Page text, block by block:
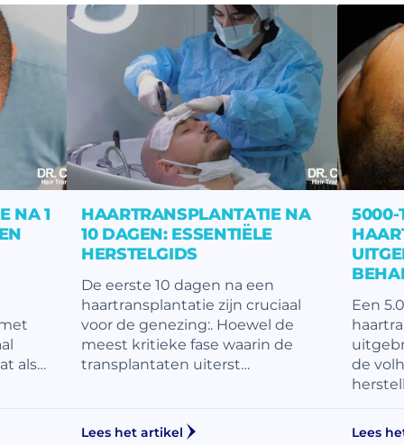
NA 1
als…
HAARTRANSPLANTATIE NA
10 DAGEN: ESSENTIËLE
HERSTELGIDS
De eerste 10 dagen na een
haartransplantatie zijn cruciaal
voor de genezing:. Hoewel de
meest kritieke fase waarin de
transplantaten uiterst…
Lees het artikel
5000-
Een
de
Lees